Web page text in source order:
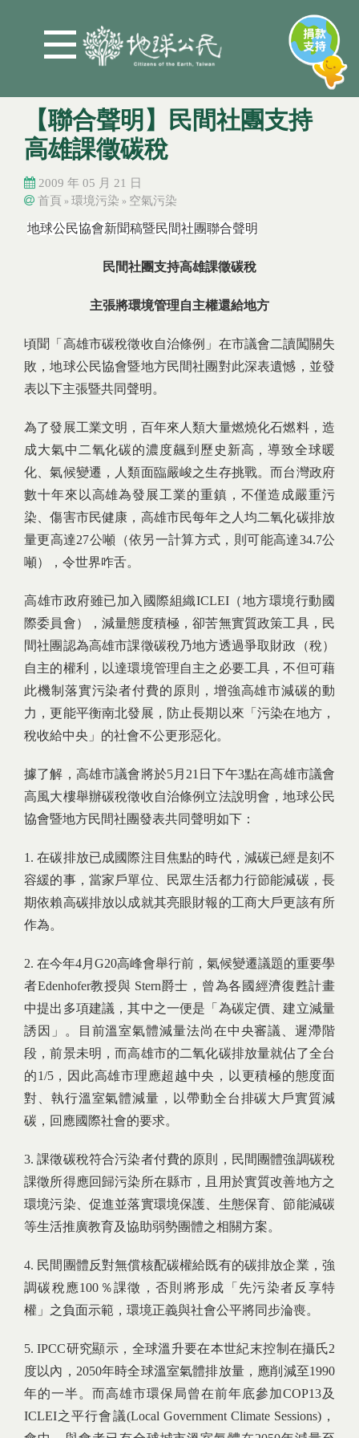
【聯合聲明】民間社團支持
高雄課徵碳稅
2009 年 05 月 21 日
您在這裡
首頁 » 環境污染 » 空氣污染
您在這裡
地球公民協會新聞稿暨民間社團聯合聲明
民間社團支持高雄課徵碳稅
主張將環境管理自主權還給地方
頃聞「高雄市碳稅徵收自治條例」在市議會二讀闖關失
敗，地球公民協會暨地方民間社團對此深表遺憾，並發
表以下主張暨共同聲明。
為了發展工業文明，百年來人類大量燃燒化石燃料，造
成大氣中二氧化碳的濃度飆到歷史新高，導致全球暖
化、氣候變遷，人類面臨嚴峻之生存挑戰。而台灣政府
數十年來以高雄為發展工業的重鎮，不僅造成嚴重污
染、傷害市民健康，高雄市民每年之人均二氧化碳排放
量更高達27公噸（依另一計算方式，則可能高達34.7公
噸），令世界咋舌。
高雄市政府雖已加入國際組織ICLEI（地方環境行動國
際委員會），減量態度積極，卻苦無實質政策工具，民
間社團認為高雄市課徵碳稅乃地方透過爭取財政（稅）
自主的權利，以達環境管理自主之必要工具，不但可藉
此機制落實污染者付費的原則，增強高雄市減碳的動
力，更能平衡南北發展，防止長期以來「污染在地方，
稅收給中央」的社會不公更形惡化。
據了解，高雄市議會將於5月21日下午3點在高雄市議會
高風大樓舉辦碳稅徵收自治條例立法說明會，地球公民
協會暨地方民間社團發表共同聲明如下：
1. 在碳排放已成國際注目焦點的時代，減碳已經是刻不
容緩的事，當家戶單位、民眾生活都力行節能減碳，長
期依賴高碳排放以成就其亮眼財報的工商大戶更該有所
作為。
2. 在今年4月G20高峰會舉行前，氣候變遷議題的重要學
者Edenhofer教授與 Stern爵士，曾為各國經濟復甦計畫
中提出多項建議，其中之一便是「為碳定價、建立減量
誘因」。目前溫室氣體減量法尚在中央審議、遲滯階
段，前景未明，而高雄市的二氧化碳排放量就佔了全台
的1/5，因此高雄市理應超越中央，以更積極的態度面
對、執行溫室氣體減量，以帶動全台排碳大戶實質減
碳，回應國際社會的要求。
3. 課徵碳稅符合污染者付費的原則，民間團體強調碳稅
課徵所得應回歸污染所在縣市，且用於實質改善地方之
環境污染、促進並落實環境保護、生態保育、節能減碳
等生活推廣教育及協助弱勢團體之相關方案。
4. 民間團體反對無償核配碳權給既有的碳排放企業，強
調碳稅應100％課徵，否則將形成「先污染者反享特
權」之負面示範，環境正義與社會公平將同步淪喪。
5. IPCC研究顯示，全球溫升要在本世紀末控制在攝氏2
度以內，2050年時全球溫室氣體排放量，應削減至1990
年的一半。而高雄市環保局曾在前年底參加COP13及
ICLEI之平行會議(Local Government Climate Sessions)，